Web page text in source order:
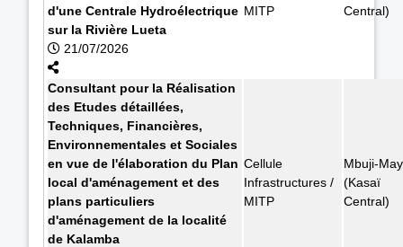
d'une Centrale Hydroélectrique
sur la Rivière Lueta
21/07/2026
MITP
Central)
Consultant pour la Réalisation
des Etudes détaillées,
Techniques, Financières,
Environnementales et Sociales
en vue de l'élaboration du Plan
local d'aménagement et des
plans particuliers
d'aménagement de la localité
de Kalamba
Cellule
Infrastructures /
MITP
Mbuji-
(Kasaï
Central)